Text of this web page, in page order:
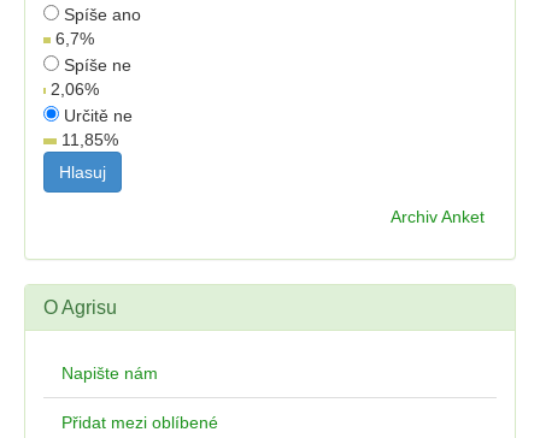
Spíše ano
6,7%
Spíše ne
2,06%
Určitě ne
11,85%
Archiv Anket
O Agrisu
Napište nám
Přidat mezi oblíbené